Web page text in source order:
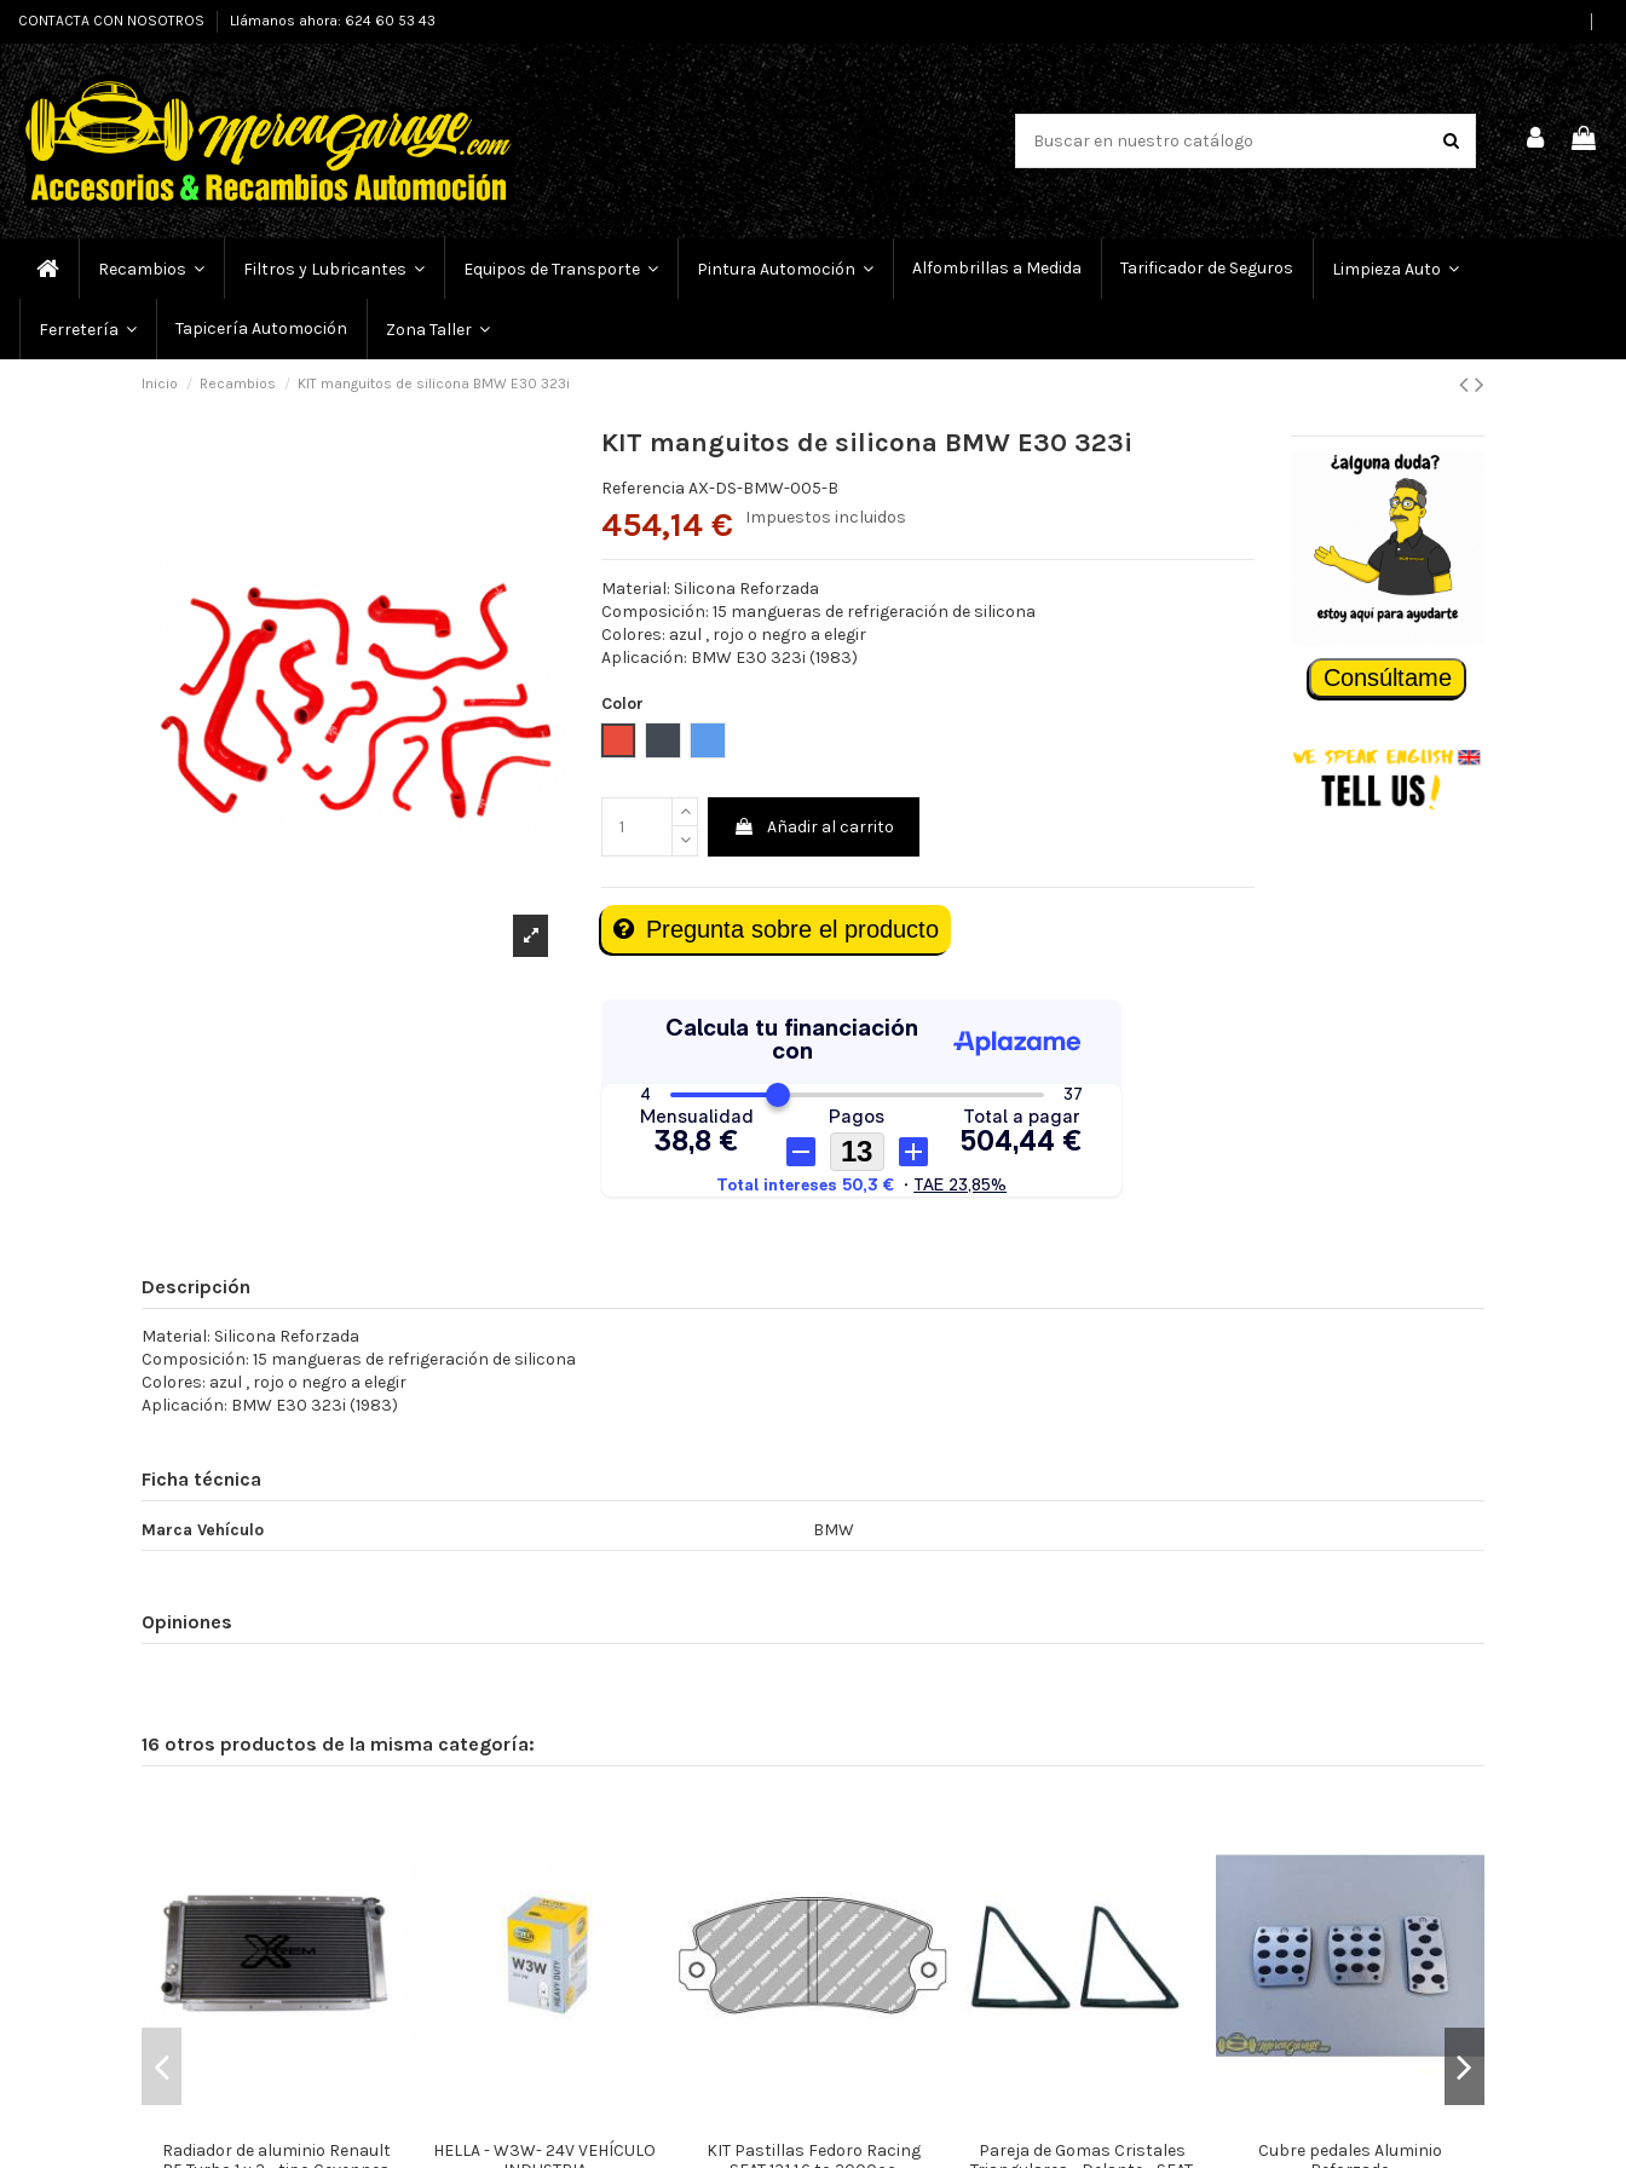
CONTACTA CON NOSOTROS Llámanos ahora: 624 60 53 43
Recambios Filtros y Lubricantes Equipos de Transporte Pintura Automoción Alfombrillas a Medida Tarificador de Seguros Limpieza Auto
Ferretería Tapicería Automoción Zona Taller
Inicio Recambios KIT manguitos de silicona BMW E30 323i
KIT manguitos de silicona BMW E30 323i
Referencia AX-DS-BMW-005-B
454,14 € Impuestos incluidos
Material: Silicona Reforzada
Composición: 15 mangueras de refrigeración de silicona
Colores: azul , rojo o negro a elegir
Aplicación: BMW E30 323i (1983)
Color
Añadir al carrito
Pregunta sobre el producto
Consúltame
Descripción
Material: Silicona Reforzada
Composición: 15 mangueras de refrigeración de silicona
Colores: azul , rojo o negro a elegir
Aplicación: BMW E30 323i (1983)
Ficha técnica
Marca Vehículo BMW
Opiniones
16 otros productos de la misma categoría:
Radiador de aluminio Renault
HELLA - W3W- 24V VEHÍCULO
KIT Pastillas Fedoro Racing
Pareja de Gomas Cristales
Cubre pedales Aluminio